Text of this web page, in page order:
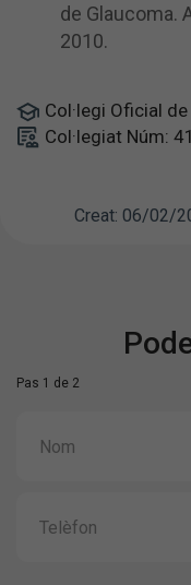
de Glaucoma.
2010.
Col·legi Oficial
Col·legiat Núm:
Creat: 06/02/
Pas 1 de 2